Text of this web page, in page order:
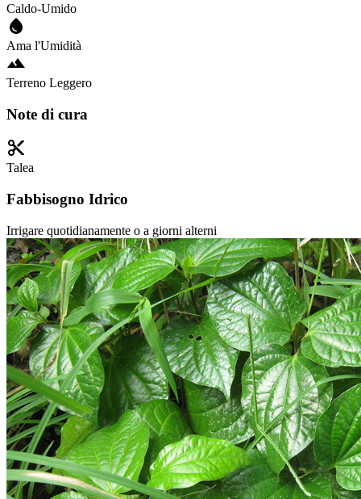
Caldo-Umido
Ama l'Umidità
Terreno Leggero
Note di cura
Talea
Fabbisogno Idrico
Irrigare quotidianamente o a giorni alterni